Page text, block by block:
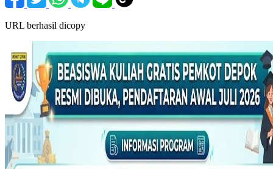
URL berhasil dicopy